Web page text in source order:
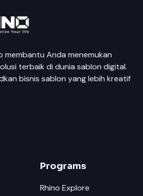
membantu Anda menemukan
terbaik di dunia sablon digital.
bisnis sablon yang lebih kreatif
Programs
Rhino Explore